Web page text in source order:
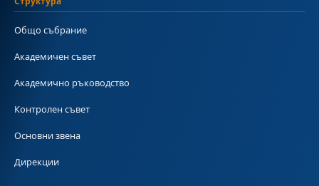
Общо събрание
Академичен съвет
Академично ръководство
Контролен съвет
Основни звена
Дирекции